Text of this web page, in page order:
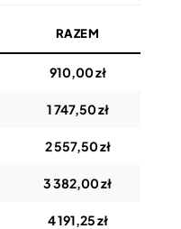
RAZEM
910,00 zł
1 747,50 zł
2 557,50 zł
3 382,00 zł
4 191,25 zł